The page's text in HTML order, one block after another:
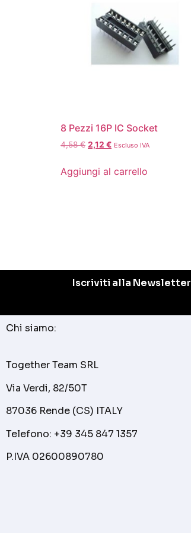
8 Pezzi 16P IC Socket
4,58€ 2,12 € Escluso IVA
Aggiungi al carrello
Iscriviti alla Newsletter
Chi siamo:
Together Team SRL
Via Verdi, 82/50T
87036 Rende (CS) ITALY
Telefono: +39 345 847 1357
P.IVA 02600890780